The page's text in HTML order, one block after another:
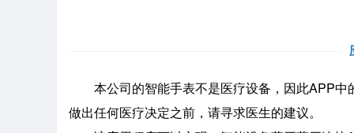
本公司的智能手表不是医疗设备，因此APP中
做出任何医疗决定之前，请寻求医生的建议。